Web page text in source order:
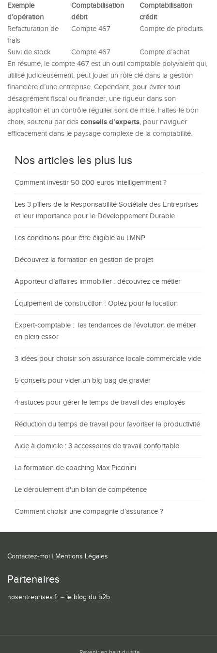
Exemple
d’opération
Comptabilisation
débit
Comptabilisation
crédit
Refacturation de
frais
Compte 467 Compte de produits
Suivi de stock Compte 467
Compte d’achat
En résumé, le compte 467 est un outil comptable polyvalent qui,
utilisé judicieusement, peut jouer un rôle clé dans la gestion
financière d’une entreprise. Cependant, pour éviter tout
désagrément fiscal ou financier, une rigueur dans son
application et un contrôle régulier sont de mise. Faites-le bon
choix, soutenu par des conseils d’experts, pour naviguer
efficacement dans le paysage complexe de la comptabilité.
Nos articles les plus lus
Comment investir 50 000 euros intelligemment ?
Les 3 piliers de la Responsabilité Sociétale des Entreprises
et leur importance pour le Développement Durable
Les conditions pour être éligible au LMNP
Découvrez la formation en gestion de projet
Apporteur d’affaires immobilier : découvrez ce métier
Équipement de construction : Optez pour la location
Expert-comptable : les tendances de l’évolution de métier
en plein essor
3 idées pour choisir son assurance locale commerciale vide
5 conseils pour vider un big bag de gravier
4 astuces pour gérer le temps de travail des employés
Réduction du temps de travail pour favoriser la productivité
Aide à domicile : 3 accessoires de travail confortable
La formation de coaching Max Piccinini
Le déroulement d'un bilan de compétence
Comment choisir une compagnie d’assurance ?
Contactez-moi | Mentions Légales
Partenaires
nosentreprises.fr – le blog du b2b